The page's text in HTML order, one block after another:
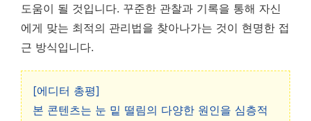
도움이 될 것입니다. 꾸준한 관찰과 기록을 통해 자신
에게 맞는 최적의 관리법을 찾아나가는 것이 현명한 접
근 방식입니다.
[에디터 총평]
본 콘텐츠는 눈 밑 떨림의 다양한 원인을 심층적